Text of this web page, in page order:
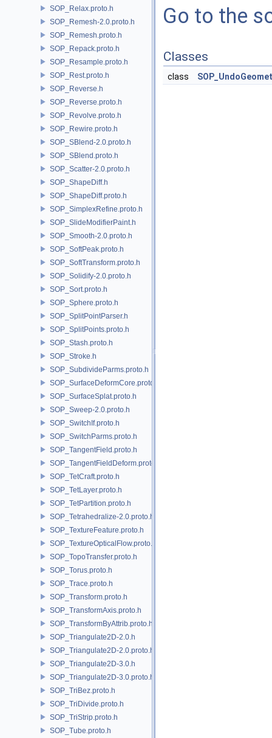
SOP_Relax.proto.h
SOP_Remesh-2.0.proto.h
SOP_Remesh.proto.h
SOP_Repack.proto.h
SOP_Resample.proto.h
SOP_Rest.proto.h
SOP_Reverse.h
SOP_Reverse.proto.h
SOP_Revolve.proto.h
SOP_Rewire.proto.h
SOP_SBlend-2.0.proto.h
SOP_SBlend.proto.h
SOP_Scatter-2.0.proto.h
SOP_ShapeDiff.h
SOP_ShapeDiff.proto.h
SOP_SimplexRefine.proto.h
SOP_SlideModifierPaint.h
SOP_Smooth-2.0.proto.h
SOP_SoftPeak.proto.h
SOP_SoftTransform.proto.h
SOP_Solidify-2.0.proto.h
SOP_Sort.proto.h
SOP_Sphere.proto.h
SOP_SplitPointParser.h
SOP_SplitPoints.proto.h
SOP_Stash.proto.h
SOP_Stroke.h
SOP_SubdivideParms.proto.h
SOP_SurfaceDeformCore.proto.h
SOP_SurfaceSplat.proto.h
SOP_Sweep-2.0.proto.h
SOP_SwitchIf.proto.h
SOP_SwitchParms.proto.h
SOP_TangentField.proto.h
SOP_TangentFieldDeform.proto.h
SOP_TetCraft.proto.h
SOP_TetLayer.proto.h
SOP_TetPartition.proto.h
SOP_Tetrahedralize-2.0.proto.h
SOP_TextureFeature.proto.h
SOP_TextureOpticalFlow.proto.h
SOP_TopoTransfer.proto.h
SOP_Torus.proto.h
SOP_Trace.proto.h
SOP_Transform.proto.h
SOP_TransformAxis.proto.h
SOP_TransformByAttrib.proto.h
SOP_Triangulate2D-2.0.h
SOP_Triangulate2D-2.0.proto.h
SOP_Triangulate2D-3.0.h
SOP_Triangulate2D-3.0.proto.h
SOP_TriBez.proto.h
SOP_TriDivide.proto.h
SOP_TriStrip.proto.h
SOP_Tube.proto.h
Go to the
Classes
class